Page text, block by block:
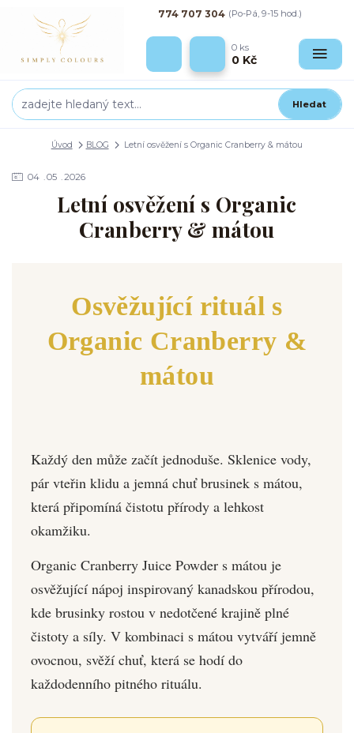
Hledat
774 707 304 (Po-Pá, 9-15 hod.)
0 ks
0 Kč
Úvod BLOG Letní osvěžení s Organic Cranberry & mátou
04 05 2026
Letní osvěžení s Organic
Cranberry & mátou
Osvěžující rituál s
Organic Cranberry &
mátou
Každý den může začít jednoduše. Sklenice vody,
pár vteřin klidu a jemná chuť brusinek s mátou,
která připomíná čistotu přírody a lehkost
okamžiku.
Organic Cranberry Juice Powder s mátou je
osvěžující nápoj inspirovaný kanadskou přírodou,
kde brusinky rostou v nedotčené krajině plné
čistoty a síly. V kombinaci s mátou vytváří jemně
ovocnou, svěží chuť, která se hodí do
každodenního pitného rituálu.